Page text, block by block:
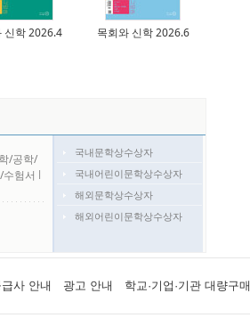
신학 2026.4 목회와 신학 2026.6
/공학/
험서 l
국내문학상수상자
국내어린이문학상수상자
해외문학상수상자
해외어린이문학상수상자
사 안내 광고 안내 학교·기업·기관 대량구매